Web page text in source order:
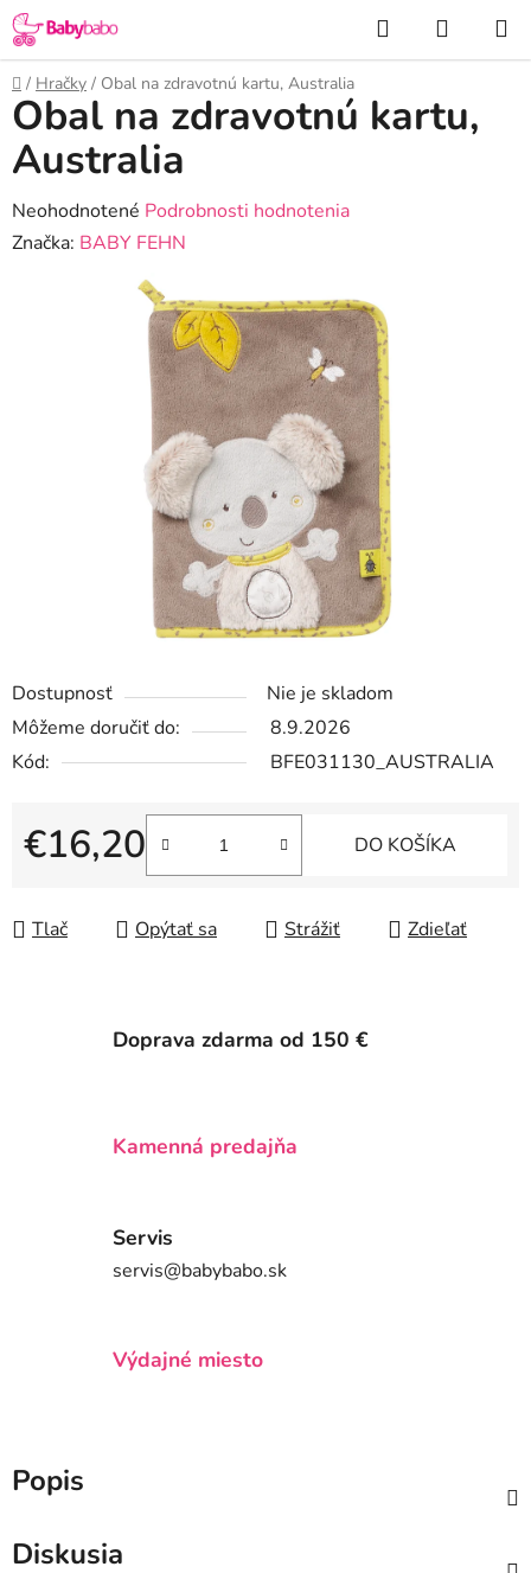
Prejsť
na
obsah
Hľadať
KOŠÍK
Domov
/ Hračky / Obal na zdravotnú kartu, Australia
Dostupnosť
Nie je skladom
Môžeme doručiť do:
8.9.2026
Kód:
BFE031130_AUSTRALIA
€16,20
Jednotková cena:
DO KOŠÍKA
Tlač Opýtať sa Strážiť Zdieľať
Obal na zdravotnú kartu,
Australia
Priemerné
hodnotenie
Neohodnotené Podrobnosti hodnotenia
Značka: BABY FEHN
Doprava zdarma od 150 €
Kamenná predajňa
Servis
servis@babybabo.sk
Výdajné miesto
Popis
Diskusia